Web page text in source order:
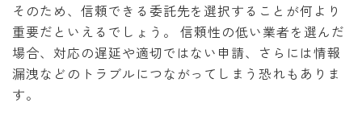
そのため、信頼できる委託先を選択することが何より
重要だといえるでしょう。 信頼性の低い業者を選んだ
場合、対応の遅延や適切ではない申請、さらには情報
漏洩などのトラブルにつながってしまう恐れもありま
す。